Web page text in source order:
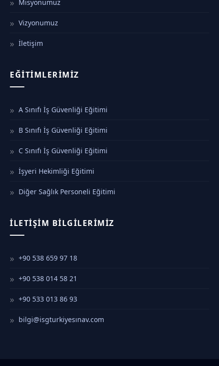
Misyonumuz
Vizyonumuz
İletişim
EĞITIMLERIMIZ
A Sınıfı İş Güvenliği Eğitimi
B Sınıfı İş Güvenliği Eğitimi
C Sınıfı İş Güvenliği Eğitimi
İşyeri Hekimliği Eğitimi
Diğer Sağlık Personeli Eğitimi
İLETIŞIM BILGILERIMIZ
+90 538 659 97 18
+90 538 014 58 21
+90 533 013 86 93
bilgi@isgturkiyesınav.com